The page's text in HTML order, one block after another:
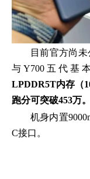
目前官方尚
与Y700五代基
LPDDR5T内存（
跑分可突破453万。
机身内置
C接口。